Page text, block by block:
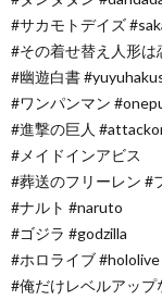
#サカモトデイズ
#その着せ替え人形
#幽遊白書
#ワンパンマン
#進撃の巨人
#メイドインアビス
#葬送のフリーレン #
#ナルト #naruto
#ゴジラ #godzilla
#ホロライブ #hololive
#俺だけレベルアッ